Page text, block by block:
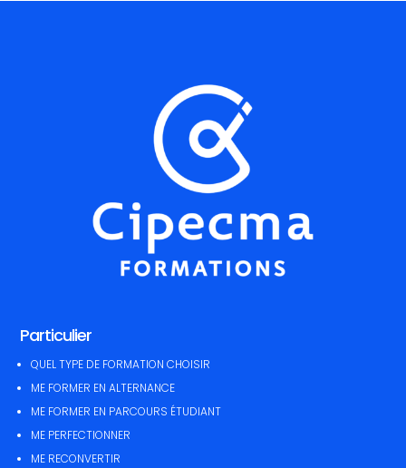
Particulier
QUEL TYPE DE FORMATION CHOISIR
ME FORMER EN ALTERNANCE
ME FORMER EN PARCOURS ÉTUDIANT
ME PERFECTIONNER
ME RECONVERTIR